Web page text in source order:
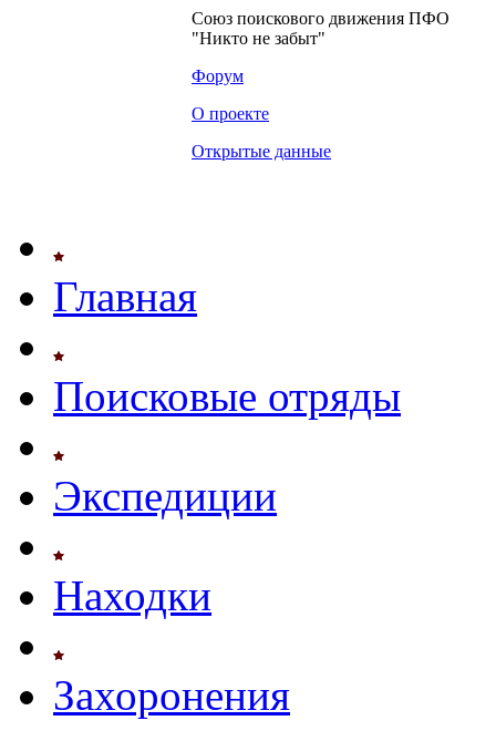
Союз поискового движения ПФО
"Никто не забыт"
Форум
О проекте
Открытые данные
Главная
Поисковые отряды
Экспедиции
Находки
Захоронения